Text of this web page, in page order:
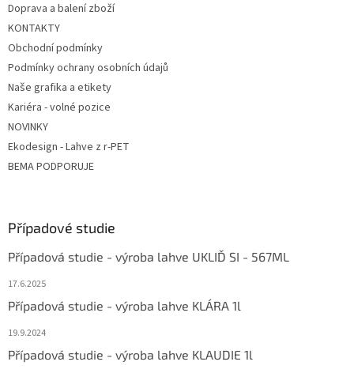
Doprava a balení zboží
KONTAKTY
Obchodní podmínky
Podmínky ochrany osobních údajů
Naše grafika a etikety
Kariéra - volné pozice
NOVINKY
Ekodesign - Lahve z r-PET
BEMA PODPORUJE
Případové studie
Případová studie - výroba lahve UKLIĎ SI - 567ML
17.6.2025
Případová studie - výroba lahve KLÁRA 1l
19.9.2024
Případová studie - výroba lahve KLAUDIE 1l